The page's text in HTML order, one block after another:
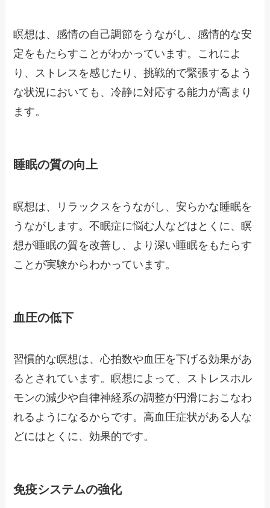
瞑想は、感情の自己調節をうながし、感情的な安
定をもたらすことがわかっています。これによ
り、ストレスを感じたり、挑戦的で緊張するよう
な状況においても、冷静に対応する能力が高まり
ます。
睡眠の質の向上
瞑想は、リラックスをうながし、安らかな睡眠を
うながします。不眠症に悩む人などはとくに、瞑
想が睡眠の質を改善し、より深い睡眠をもたらす
ことが実験からわかっています。
血圧の低下
習慣的な瞑想は、心拍数や血圧を下げる効果があ
るとされています。瞑想によって、ストレスホル
モンの減少や自律神経系の調整が円滑におこなわ
れるようになるからです。高血圧症状がある人な
どにはとくに、効果的です。
免疫システムの強化